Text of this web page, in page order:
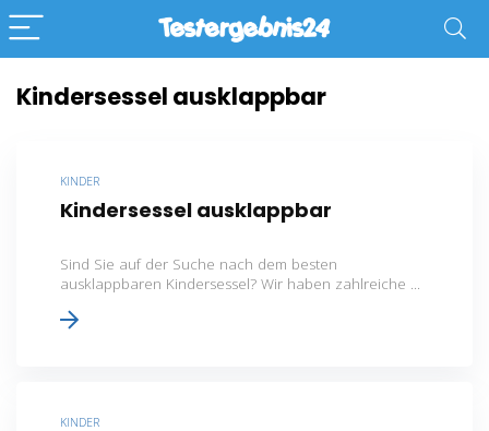
Kindersessel ausklappbar
KINDER
Kindersessel ausklappbar
Sind Sie auf der Suche nach dem besten
ausklappbaren Kindersessel? Wir haben zahlreiche ...
KINDER